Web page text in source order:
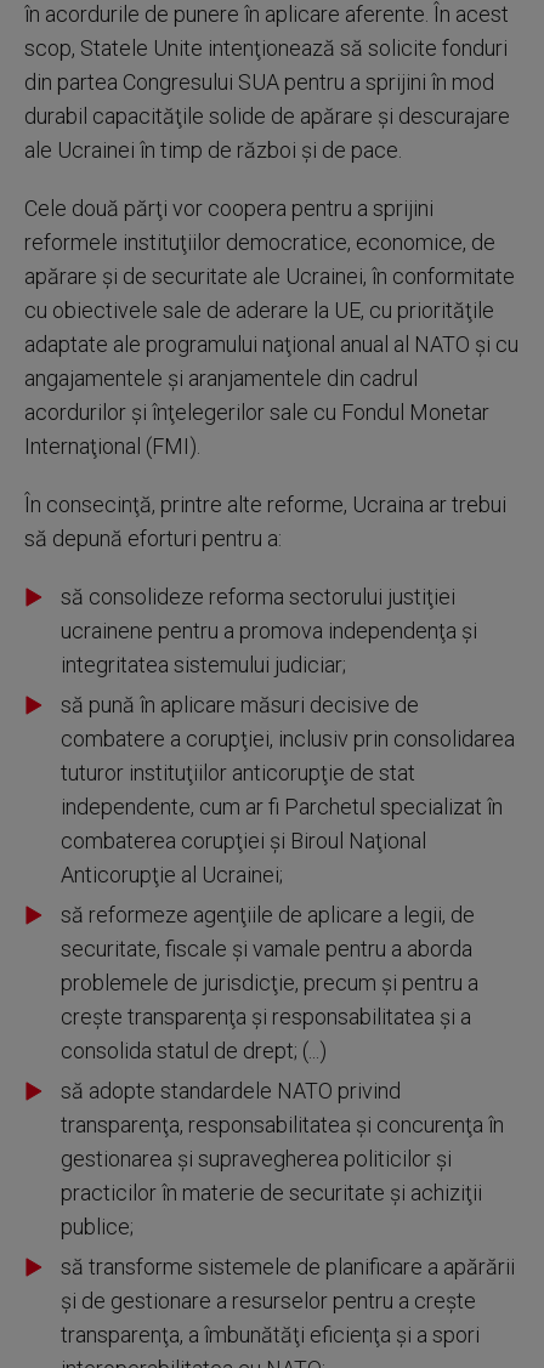
în acordurile de punere în aplicare aferente. În acest
scop, Statele Unite intenţionează să solicite fonduri
din partea Congresului SUA pentru a sprijini în mod
durabil capacităţile solide de apărare şi descurajare
ale Ucrainei în timp de război şi de pace.
Cele două părţi vor coopera pentru a sprijini
reformele instituţiilor democratice, economice, de
apărare şi de securitate ale Ucrainei, în conformitate
cu obiectivele sale de aderare la UE, cu priorităţile
adaptate ale programului naţional anual al NATO şi cu
angajamentele şi aranjamentele din cadrul
acordurilor şi înţelegerilor sale cu Fondul Monetar
Internaţional (FMI).
În consecinţă, printre alte reforme, Ucraina ar trebui
să depună eforturi pentru a:
să consolideze reforma sectorului justiţiei
ucrainene pentru a promova independenţa şi
integritatea sistemului judiciar;
să pună în aplicare măsuri decisive de
combatere a corupţiei, inclusiv prin consolidarea
tuturor instituţiilor anticorupţie de stat
independente, cum ar fi Parchetul specializat în
combaterea corupţiei şi Biroul Naţional
Anticorupţie al Ucrainei;
să reformeze agenţiile de aplicare a legii, de
securitate, fiscale şi vamale pentru a aborda
problemele de jurisdicţie, precum şi pentru a
creşte transparenţa şi responsabilitatea şi a
consolida statul de drept; (...)
să adopte standardele NATO privind
transparenţa, responsabilitatea şi concurenţa în
gestionarea şi supravegherea politicilor şi
practicilor în materie de securitate şi achiziţii
publice;
să transforme sistemele de planificare a apărării
şi de gestionare a resurselor pentru a creşte
transparenţa, a îmbunătăţi eficienţa şi a spori